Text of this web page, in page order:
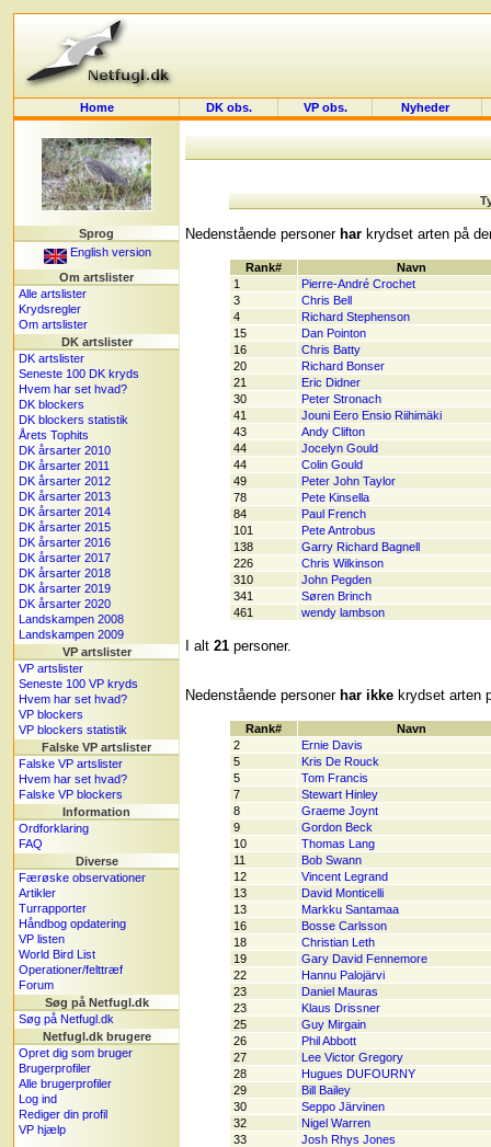
Home DK obs. VP obs. Nyheder
Sprog
English version
Om artslister
Alle artslister
Krydsregler
Om artslister
DK artslister
DK artslister
Seneste 100 DK kryds
Hvem har set hvad?
DK blockers
DK blockers statistik
Årets Tophits
DK årsarter 2010
DK årsarter 2011
DK årsarter 2012
DK årsarter 2013
DK årsarter 2014
DK årsarter 2015
DK årsarter 2016
DK årsarter 2017
DK årsarter 2018
DK årsarter 2019
DK årsarter 2020
Landskampen 2008
Landskampen 2009
VP artslister
VP artslister
Seneste 100 VP kryds
Hvem har set hvad?
VP blockers
VP blockers statistik
Falske VP artslister
Falske VP artslister
Hvem har set hvad?
Falske VP blockers
Information
Ordforklaring
FAQ
Diverse
Færøske observationer
Artikler
Turrapporter
Håndbog opdatering
VP listen
World Bird List
Operationer/felttræf
Forum
Søg på Netfugl.dk
Søg på Netfugl.dk
Netfugl.dk brugere
Opret dig som bruger
Brugerprofiler
Alle brugerprofiler
Log ind
Rediger din profil
VP hjælp
Nedenstående personer har krydset arten på
Rank#
Navn
1
Pierre-André Crochet
3
Chris Bell
4
Richard Stephenson
15
Dan Pointon
16
Chris Batty
20
Richard Bonser
21
Eric Didner
30
Peter Stronach
41
Jouni Eero Ensio Riihimäki
43
Andy Clifton
44
Jocelyn Gould
44
Colin Gould
49
Peter John Taylor
78
Pete Kinsella
84
Paul French
101
Pete Antrobus
138
Garry Richard Bagnell
226
Chris Wilkinson
310
John Pegden
341
Søren Brinch
461
wendy lambson
I alt 21 personer.
Nedenstående personer har ikke krydset arten
Rank#
Navn
2
Ernie Davis
5
Kris De Rouck
5
Tom Francis
7
Stewart Hinley
8
Graeme Joynt
9
Gordon Beck
10
Thomas Lang
11
Bob Swann
12
Vincent Legrand
13
David Monticelli
13
Markku Santamaa
16
Bosse Carlsson
18
Christian Leth
19
Gary David Fennemore
22
Hannu Palojärvi
23
Daniel Mauras
23
Klaus Drissner
25
Guy Mirgain
26
Phil Abbott
27
Lee Victor Gregory
28
Hugues DUFOURNY
29
Bill Bailey
30
Seppo Järvinen
32
Nigel Warren
33
Josh Rhys Jones